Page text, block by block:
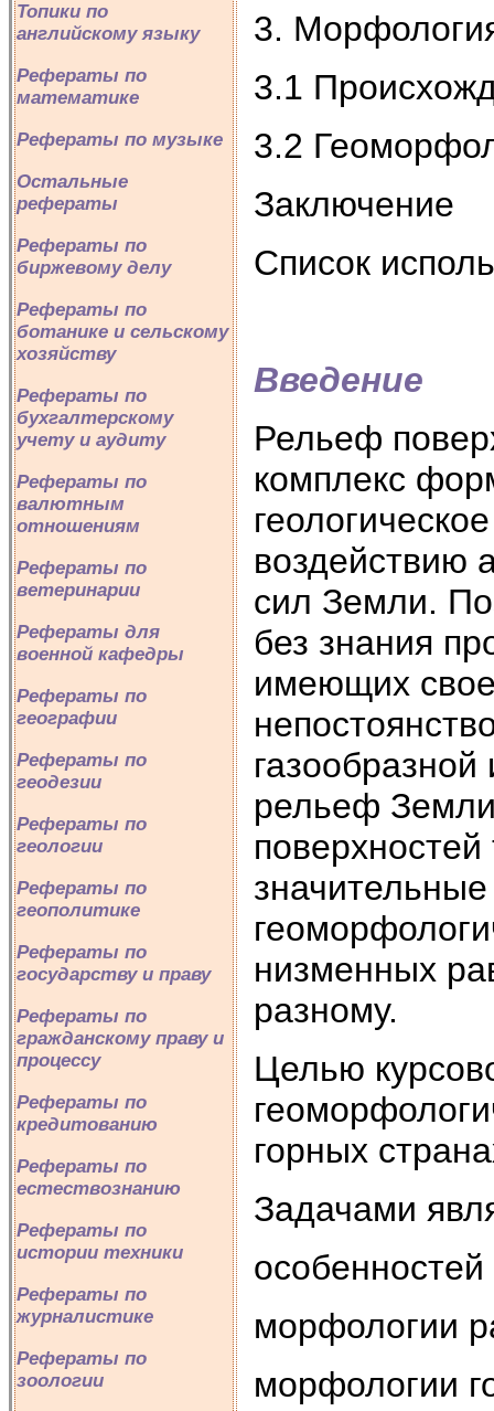
Топики по
английскому языку
Рефераты по
математике
Рефераты по музыке
Остальные
рефераты
Рефераты по
биржевому делу
Рефераты по
ботанике и сельскому
хозяйству
Рефераты по
бухгалтерскому
учету и аудиту
Рефераты по
валютным
отношениям
Рефераты по
ветеринарии
Рефераты для
военной кафедры
Рефераты по
географии
Рефераты по
геодезии
Рефераты по
геологии
Рефераты по
геополитике
Рефераты по
государству и праву
Рефераты по
гражданскому праву и
процессу
Рефераты по
кредитованию
Рефераты по
естествознанию
Рефераты по
истории техники
Рефераты по
журналистике
Рефераты по
зоологии
3.
3.1
3.2
Заключение
Список
Введение
Рельеф
комплекс
воздействию
сил Земли.
без знания
имеющих
рельеф
низменных
разному.
Целью
горных
Задачами
морфологии
морфологии